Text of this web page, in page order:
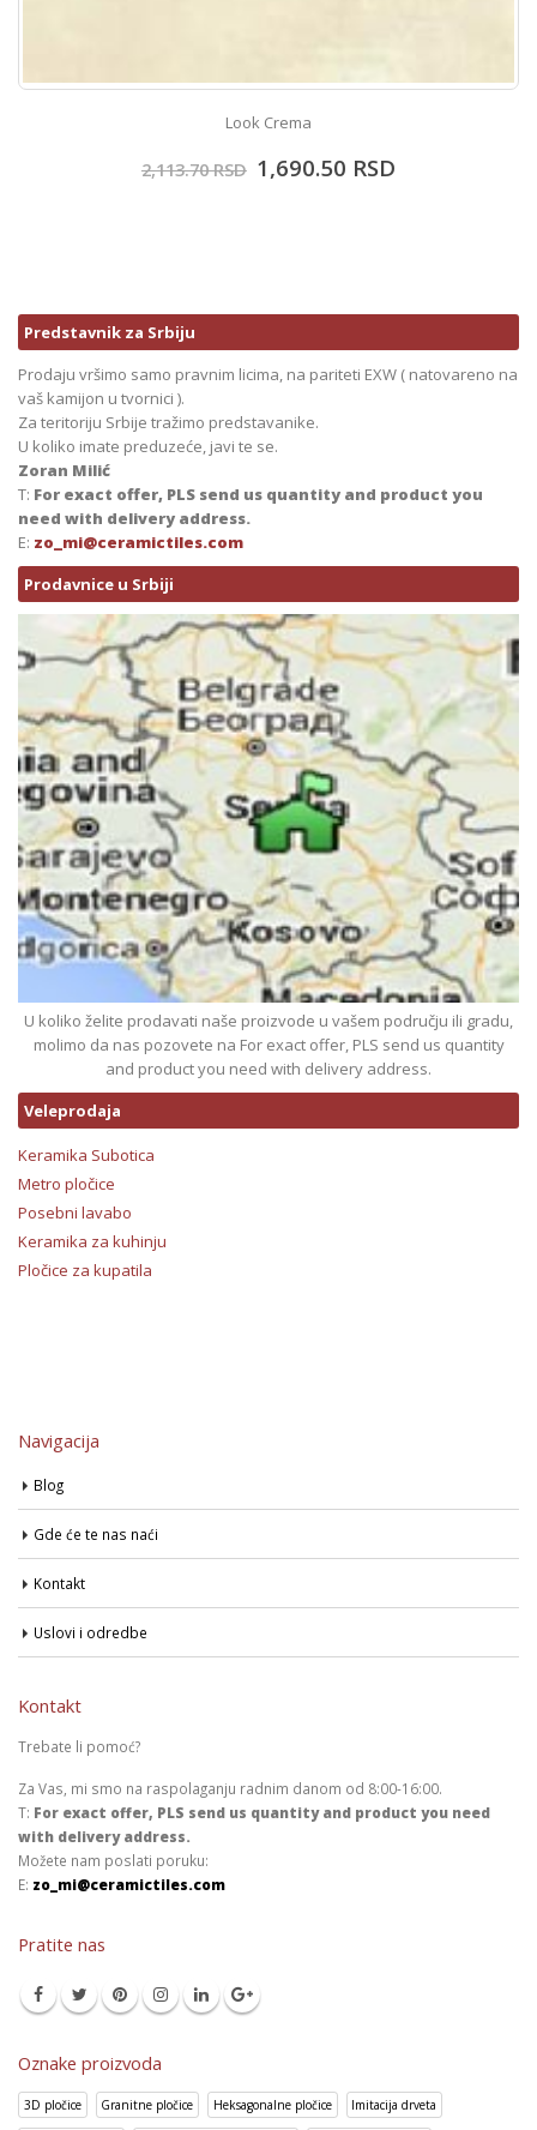
Look Crema
2,113.70RSD 1,690.50 RSD
Predstavnik za Srbiju
Prodaju vršimo samo pravnim licima, na pariteti EXW ( natovareno na
vaš kamijon u tvornici ).
Za teritoriju Srbije tražimo predstavanike.
U koliko imate preduzeće, javi te se.
Zoran Milić
T: For exact offer, PLS send us quantity and product you
need with delivery address.
E: zo_mi@ceramictiles.com
Prodavnice u Srbiji
U koliko želite prodavati naše proizvode u vašem području ili gradu,
molimo da nas pozovete na For exact offer, PLS send us quantity
and product you need with delivery address.
Veleprodaja
Keramika Subotica
Metro pločice
Posebni lavabo
Keramika za kuhinju
Pločice za kupatila
Navigacija
Blog
Gde će te nas naći
Kontakt
Uslovi i odredbe
Kontakt
Trebate li pomoć?
Za Vas, mi smo na raspolaganju radnim danom od 8:00-16:00.
T: For exact offer, PLS send us quantity and product you need
with delivery address.
Možete nam poslati poruku:
E: zo_mi@ceramictiles.com
Pratite nas
Oznake proizvoda
3D pločice Granitne pločice Heksagonalne pločice Imitacija drveta